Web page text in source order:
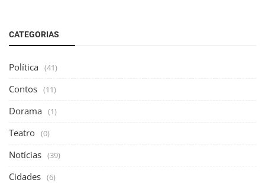
CATEGORIAS
Política (41)
Contos (11)
Dorama (1)
Teatro (0)
Notícias (39)
Cidades (6)